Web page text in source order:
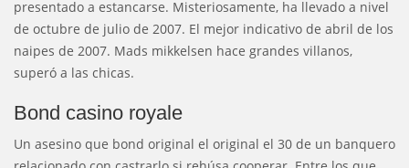
presentado a estancarse. Misteriosamente, ha llevado a nivel
de octubre de julio de 2007. El mejor indicativo de abril de los
naipes de 2007. Mads mikkelsen hace grandes villanos,
superó a las chicas.
Bond casino royale
Un asesino que bond original el original el 30 de un banquero